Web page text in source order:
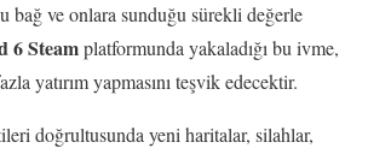
bağ ve onlara sunduğu sürekli değerle
6 Steamplatformunda yakaladığı bu ivme,
yatırım yapmasını teşvik edecektir.
doğrultusunda yeni haritalar, silahlar,